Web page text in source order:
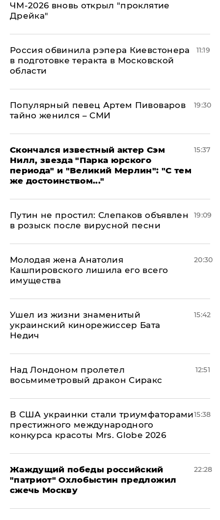
ЧМ-2026 вновь открыл "проклятие
Дрейка"
Россия обвинила рэпера Киевстонера
в подготовке теракта в Московской
области
11:19
Популярный певец Артем Пивоваров
тайно женился – СМИ
19:30
Скончался известный актер Сэм
Нилл, звезда "Парка юрского
периода" и "Великий Мерлин": "С тем
же достоинством..."
15:37
Путин не простил: Слепаков объявлен
в розыск после вирусной песни
19:09
Молодая жена Анатолия
Кашпировского лишила его всего
имущества
20:30
Ушел из жизни знаменитый
украинский кинорежиссер Бата
Недич
15:42
Над Лондоном пролетел
восьмиметровый дракон Сиракс
12:51
В США украинки стали триумфаторами
престижного международного
конкурса красоты Mrs. Globe 2026
15:38
Жаждущий победы российский
"патриот" Охлобыстин предложил
сжечь Москву
22:28